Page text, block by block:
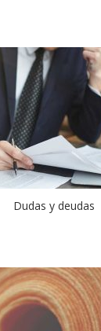
Dudas y deudas